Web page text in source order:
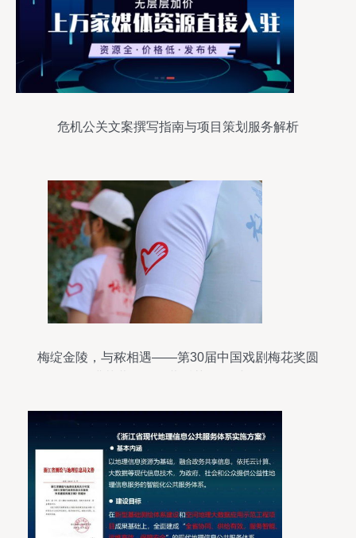
危机公关文案撰写指南与项目策划服务解析
梅绽金陵，与秾相遇——第30届中国戏剧梅花奖圆